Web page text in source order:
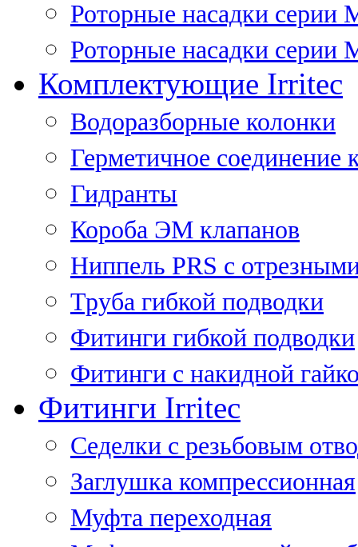
Роторные насадки серии
Роторные насадки серии
Комплектующие Irritec
Водоразборные колонки
Герметичное соединение
Гидранты
Короба ЭМ клапанов
Ниппель PRS с
Труба гибкой подводки
Фитинги гибкой подводки
Фитинги с накидной
Фитинги Irritec
Седелки с резьбовым
Заглушка компрессионная
Муфта переходная